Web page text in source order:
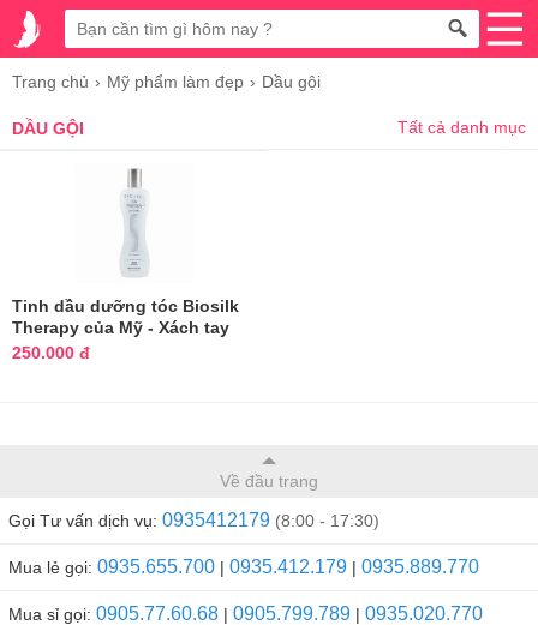
Trang chủ Mỹ phẩm làm đẹp Dầu gội
DẦU GỘI Tất cả danh mục
Tinh dầu dưỡng tóc Biosilk
Therapy của Mỹ - Xách tay
chính hãng
250.000 đ
Về đầu trang
Gọi Tư vấn dịch vụ: 0935412179 (8:00 - 17:30)
Mua lẻ gọi: 0935.655.700 | 0935.412.179 | 0935.889.770
Mua sỉ gọi: 0905.77.60.68 | 0905.799.789 | 0935.020.770